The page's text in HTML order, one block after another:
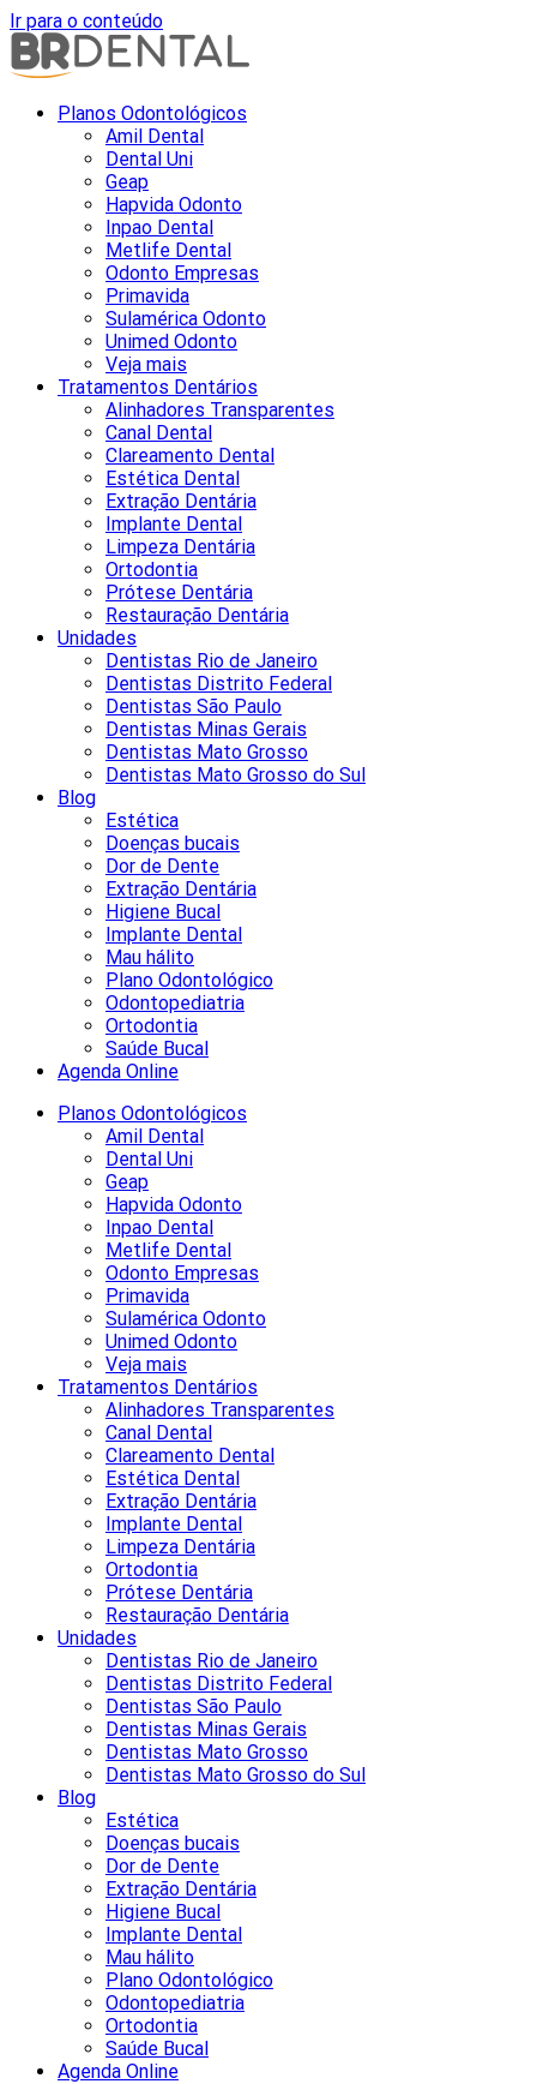
Ir para o conteúdo
Planos Odontológicos
Amil Dental
Dental Uni
Geap
Hapvida Odonto
Inpao Dental
Metlife Dental
Odonto Empresas
Primavida
Sulamérica Odonto
Unimed Odonto
Veja mais
Tratamentos Dentários
Alinhadores Transparentes
Canal Dental
Clareamento Dental
Estética Dental
Extração Dentária
Implante Dental
Limpeza Dentária
Ortodontia
Prótese Dentária
Restauração Dentária
Unidades
Dentistas Rio de Janeiro
Dentistas Distrito Federal
Dentistas São Paulo
Dentistas Minas Gerais
Dentistas Mato Grosso
Dentistas Mato Grosso do Sul
Blog
Estética
Doenças bucais
Dor de Dente
Extração Dentária
Higiene Bucal
Implante Dental
Mau hálito
Plano Odontológico
Odontopediatria
Ortodontia
Saúde Bucal
Agenda Online
Planos Odontológicos
Amil Dental
Dental Uni
Geap
Hapvida Odonto
Inpao Dental
Metlife Dental
Odonto Empresas
Primavida
Sulamérica Odonto
Unimed Odonto
Veja mais
Tratamentos Dentários
Alinhadores Transparentes
Canal Dental
Clareamento Dental
Estética Dental
Extração Dentária
Implante Dental
Limpeza Dentária
Ortodontia
Prótese Dentária
Restauração Dentária
Unidades
Dentistas Rio de Janeiro
Dentistas Distrito Federal
Dentistas São Paulo
Dentistas Minas Gerais
Dentistas Mato Grosso
Dentistas Mato Grosso do Sul
Blog
Estética
Doenças bucais
Dor de Dente
Extração Dentária
Higiene Bucal
Implante Dental
Mau hálito
Plano Odontológico
Odontopediatria
Ortodontia
Saúde Bucal
Agenda Online